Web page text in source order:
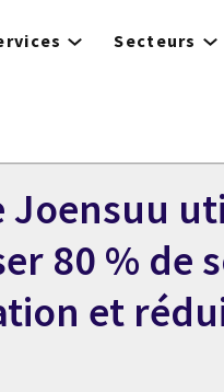
Secteurs
Joensuu
80 % de
et